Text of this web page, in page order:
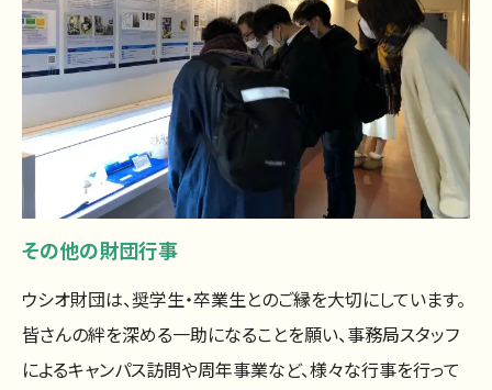
その他の財団行事
ウシオ財団は、奨学生・卒業生とのご縁を大切にしています。
皆さんの絆を深める一助になることを願い、事務局スタッフ
によるキャンパス訪問や周年事業など、様々な行事を行って